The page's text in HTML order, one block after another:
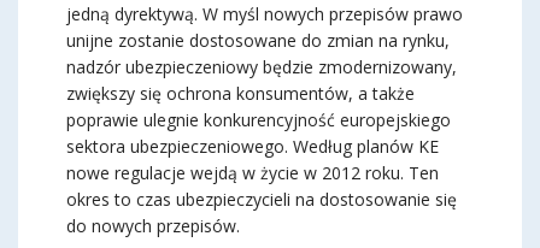
jedną dyrektywą. W myśl nowych przepisów prawo
unijne zostanie dostosowane do zmian na rynku,
nadzór ubezpieczeniowy będzie zmodernizowany,
zwiększy się ochrona konsumentów, a także
poprawie ulegnie konkurencyjność europejskiego
sektora ubezpieczeniowego. Według planów KE
nowe regulacje wejdą w życie w 2012 roku. Ten
okres to czas ubezpieczycieli na dostosowanie się
do nowych przepisów.